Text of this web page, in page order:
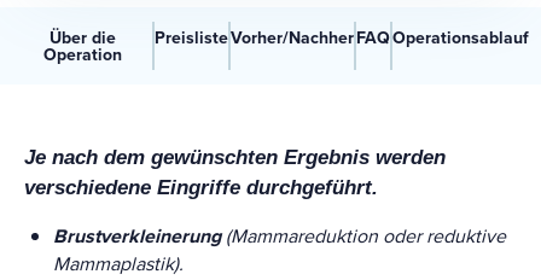
Über die
Operation
PreislisteVorher/NachherFAQOperationsablauf
Je nach dem gewünschten Ergebnis werden
verschiedene Eingriffe durchgeführt.
Brustverkleinerung(Mammareduktion oder reduktive
Mammaplastik).